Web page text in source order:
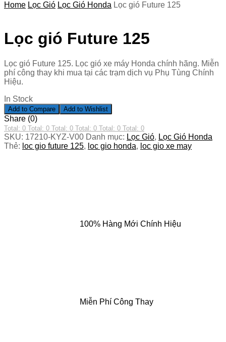
Home Lọc Gió Lọc Gió Honda Lọc gió Future 125
Lọc gió Future 125
Lọc gió Future 125. Lọc gió xe máy Honda chính hãng. Miễn
phí công thay khi mua tại các trạm dịch vụ Phụ Tùng Chính
Hiệu.
In Stock
Add to Compare Add to Wishlist
Share (0)
Total: 0 Total: 0 Total: 0 Total: 0 Total: 0 Total: 0
SKU: 17210-KYZ-V00 Danh mục: Lọc Gió, Lọc Gió Honda
Thẻ: loc gio future 125, loc gio honda, loc gio xe may
100% Hàng Mới Chính Hiệu
Miễn Phí Công Thay